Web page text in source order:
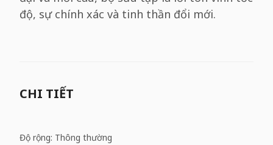
độ, sự chính xác và tinh thần đổi mới.
CHI TIẾT
Độ rộng: Thông thường